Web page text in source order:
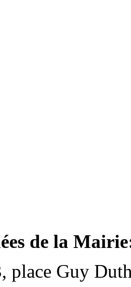
de la
place Guy